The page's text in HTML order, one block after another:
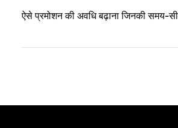
ऐसे प्रमोशन की अवधि बढ़ाना जिनकी समय-